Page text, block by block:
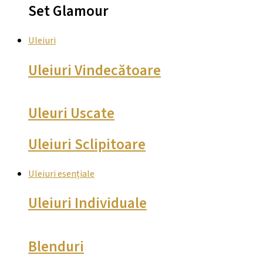
Set Glamour
Uleiuri
Uleiuri Vindecătoare
Uleuri Uscate
Uleiuri Sclipitoare
Uleiuri esențiale
Uleiuri Individuale
Blenduri